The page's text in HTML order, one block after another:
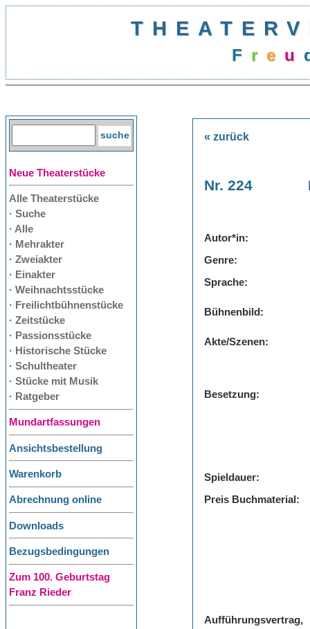
Freu
Neue Theaterstücke
Alle Theaterstücke
· Suche
· Alle
· Mehrakter
· Zweiakter
· Einakter
· Weihnachtsstücke
· Freilichtbühnenstücke
· Zeitstücke
· Passionsstücke
· Historische Stücke
· Schultheater
· Stücke mit Musik
· Ratgeber
Mundartfassungen
Ansichtsbestellung
Warenkorb
Abrechnung online
Downloads
Bezugsbedingungen
Zum 100. Geburtstag
Franz Rieder
« zurück
Nr. 224
Autor*in:
Genre:
Sprache:
Bühnenbild:
Akte/Szenen:
Besetzung:
Spieldauer:
Preis Buchmaterial:
Aufführungsvertrag,